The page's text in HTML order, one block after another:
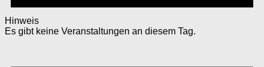
Hinweis
Es gibt keine Veranstaltungen an diesem Tag.